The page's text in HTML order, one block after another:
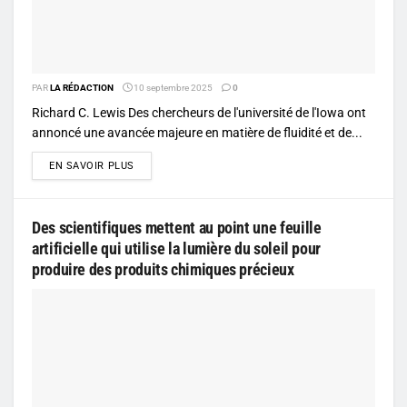
PARLA RÉDACTION 10 septembre 2025 0
Richard C. Lewis Des chercheurs de l'université de l'Iowa ont
annoncé une avancée majeure en matière de fluidité et de...
EN SAVOIR PLUS
Des scientifiques mettent au point une feuille
artificielle qui utilise la lumière du soleil pour
produire des produits chimiques précieux